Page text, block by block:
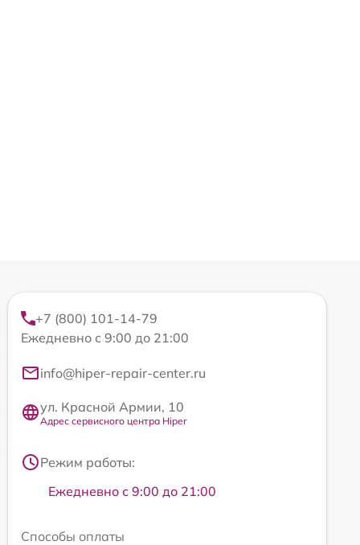
+7 (800) 101-14-79
Ежедневно с 9:00 до 21:00
info@hiper-repair-center.ru
ул. Красной Армии, 10
Адрес сервисного центра Hiper
Режим работы:
Ежедневно с 9:00 до 21:00
Способы оплаты